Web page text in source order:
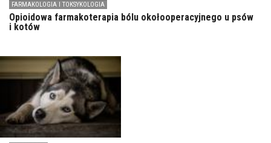
FARMAKOLOGIA I TOKSYKOLOGIA
Opioidowa farmakoterapia bólu okołooperacyjnego u psów
i kotów